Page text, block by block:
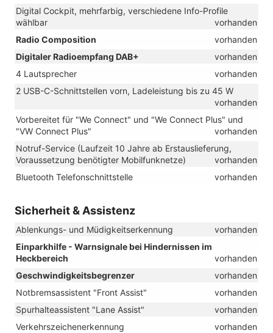
Digital Cockpit, mehrfarbig, verschiedene Info-Profile
wählbar
vorhanden
Radio Composition
vorhanden
Digitaler Radioempfang DAB+
vorhanden
4 Lautsprecher
vorhanden
2 USB-C-Schnittstellen vorn, Ladeleistung bis zu 45 W
vorhanden
Vorbereitet für "We Connect" und "We Connect Plus" und
"VW Connect Plus"
vorhanden
Notruf-Service (Laufzeit 10 Jahre ab Erstauslieferung,
Voraussetzung benötigter Mobilfunknetze)
vorhanden
Bluetooth Telefonschnittstelle
vorhanden
Sicherheit & Assistenz
Ablenkungs- und Müdigkeitserkennung
vorhanden
Einparkhilfe - Warnsignale bei Hindernissen im
Heckbereich
vorhanden
Geschwindigkeitsbegrenzer
vorhanden
Notbremsassistent "Front Assist"
vorhanden
Spurhalteassistent "Lane Assist"
vorhanden
Verkehrszeichenerkennung
vorhanden